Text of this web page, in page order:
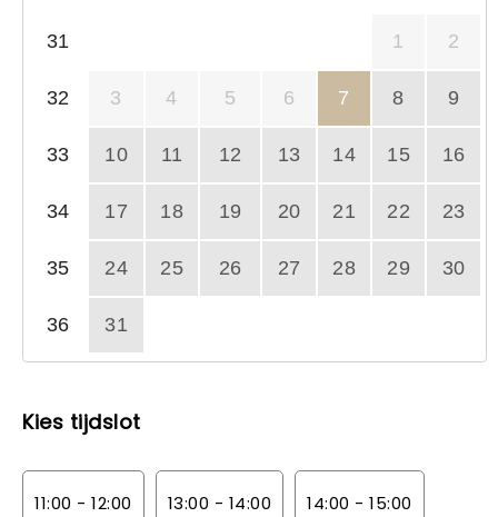
31 1 2
32 3 4 5 6 7 8 9
33 10 11 12 13 14 15 16
34 17 18 19 20 21 22 23
35 24 25 26 27 28 29 30
36 31
Kies tijdslot
11:00 - 12:00 13:00 - 14:00 14:00 - 15:00